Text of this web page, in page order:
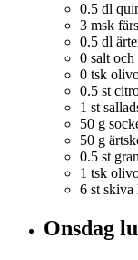
0.5 dl
3 msk
0.5 dl
0 salt och
0 tsk
0.5 st
1 st
50 g
50 g
0.5 st
1 tsk
6 st skiva
Onsdag